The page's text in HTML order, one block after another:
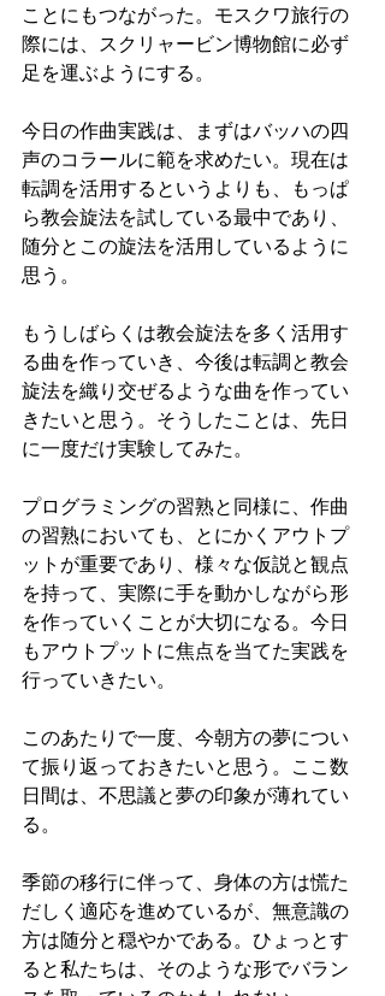
ことにもつながった。モスクワ旅行の
際には、スクリャービン博物館に必ず
足を運ぶようにする。
今日の作曲実践は、まずはバッハの四
声のコラールに範を求めたい。現在は
転調を活用するというよりも、もっぱ
ら教会旋法を試している最中であり、
随分とこの旋法を活用しているように
思う。
もうしばらくは教会旋法を多く活用す
る曲を作っていき、今後は転調と教会
旋法を織り交ぜるような曲を作ってい
きたいと思う。そうしたことは、先日
に一度だけ実験してみた。
プログラミングの習熟と同様に、作曲
の習熟においても、とにかくアウトプ
ットが重要であり、様々な仮説と観点
を持って、実際に手を動かしながら形
を作っていくことが大切になる。今日
もアウトプットに焦点を当てた実践を
行っていきたい。
このあたりで一度、今朝方の夢につい
て振り返っておきたいと思う。ここ数
日間は、不思議と夢の印象が薄れてい
る。
季節の移行に伴って、身体の方は慌た
だしく適応を進めているが、無意識の
方は随分と穏やかである。ひょっとす
ると私たちは、そのような形でバラン